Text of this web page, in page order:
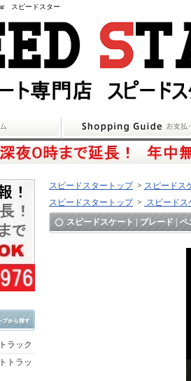
スピードスター
ラック
トラッ
スピードスタートップ > スピードス
スピードスタートップ> スピードス
スピードスケート | ブレード | ペ